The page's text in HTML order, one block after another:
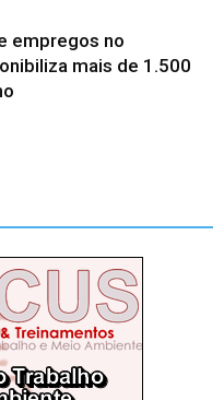
empregos no
mais de 1.500